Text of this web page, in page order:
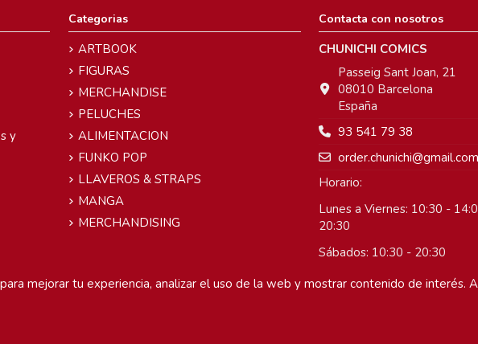
y
Categorias
ARTBOOK
FIGURAS
MERCHANDISE
PELUCHES
ALIMENTACION
FUNKO POP
LLAVEROS & STRAPS
MANGA
MERCHANDISING
Contacta con nosotros
CHUNICHI COMICS
Passeig Sant Joan, 21
08010 Barcelona
España
93 541 79 38
order.chunichi@gmail.com
Horario:
Lunes a Viernes: 10:30 -
20:30
Sábados: 10:30 - 20:30
Domingos: Cerrado
mejorar tu experiencia, analizar el uso de la web y mostrar contenido de interés.